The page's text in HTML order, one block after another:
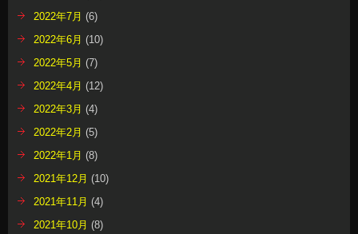
2022年7月 (6)
2022年6月 (10)
2022年5月 (7)
2022年4月 (12)
2022年3月 (4)
2022年2月 (5)
2022年1月 (8)
2021年12月 (10)
2021年11月 (4)
2021年10月 (8)